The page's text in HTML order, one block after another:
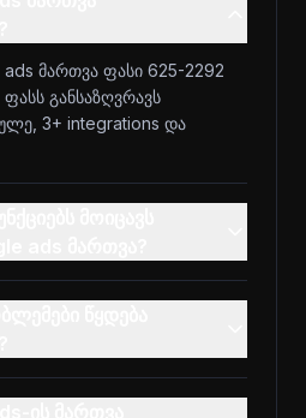
მართვა ფასი 625-2292
განსაზღვრავს
3+ integrations და